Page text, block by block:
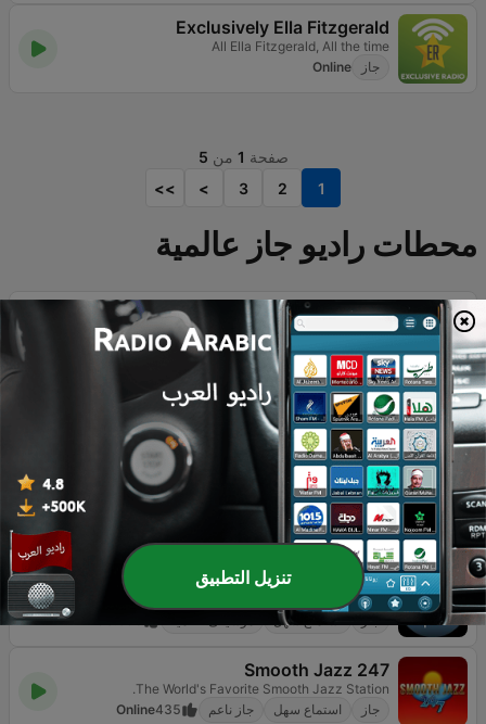
Exclusively Ella Fitzgerald
All Ella Fitzgerald, All the time
جاز
Online
صفحة 1 من 5
1
2
3
>
>>
محطات راديو جاز عالمية
101 SMOOTH JAZZ
The best smooth jazz mix
جاز
استماع سهل جاز ناعم 15.8K
Online
Metro FM
جاز هيب هوب R&B / سول 44.7K
91.7 FM
Radio 357
The best address in the world
الروك
جاز
Pepper FM
Μουσική που σε αφορά
استماع سهل
Smooth Jazz 247
The World's Favorite Smooth Jazz Station.
جاز
استماع سهل جاز ناعم 435
Online
تنزيل التطبيق